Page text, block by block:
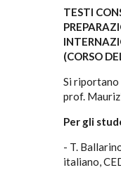
TESTI
(CORSO
Si
prof.
Per gli
- T.
italiano,